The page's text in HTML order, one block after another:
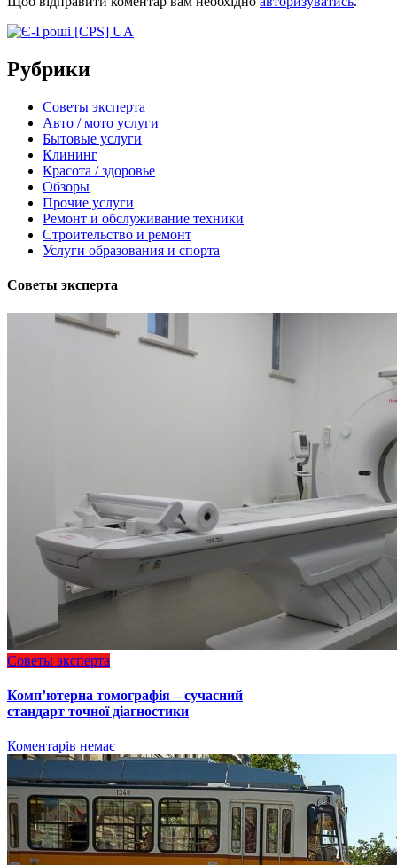
Рубрики
Советы эксперта
Авто / мото услуги
Бытовые услуги
Клининг
Красота / здоровье
Обзоры
Прочие услуги
Ремонт и обслуживание техники
Строительство и ремонт
Услуги образования и спорта
Советы эксперта
Советы эксперта
Комп’ютерна томографія – сучасний
стандарт точної діагностики
Коментарів немає